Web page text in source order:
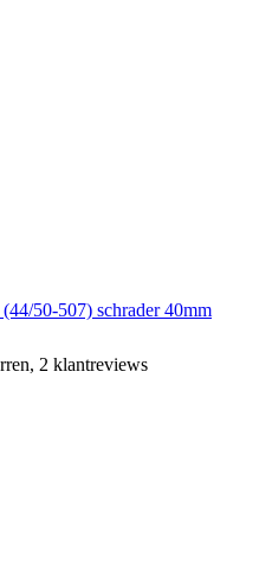
50-507) schrader 40mm
2 klantreviews